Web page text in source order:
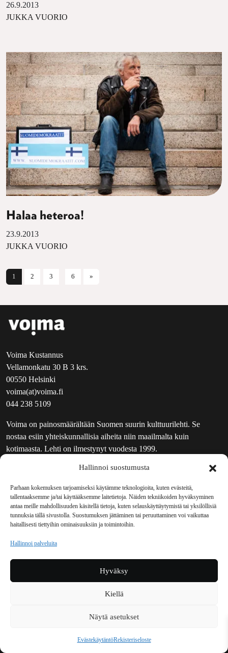
Hallinnoi suostumusta
Parhaan kokemuksen tarjoamiseksi käytämme teknologioita, kuten evästeitä,
tallentaaksemme ja/tai käyttääksemme laitetietoja. Näiden tekniikoiden hyväksyminen
antaa meille mahdollisuuden käsitellä tietoja, kuten selauskäyttäytymistä tai yksilöllisiä
tunnuksia tällä sivustolla. Suostumuksen jättäminen tai peruuttaminen voi vaikuttaa
haitallisesti tiettyihin ominaisuuksiin ja toimintoihin.
Hallinnoi palveluita
Hyväksy
Kiellä
Näytä asetukset
EvästekäytäntöRekisteriseloste
26.9.2013
JUKKA VUORIO
Halaa heteroa!
23.9.2013
JUKKA VUORIO
Artikkelien selaus
1 2 3 6 »
Voima Kustannus
Vellamonkatu 30 B 3 krs.
00550 Helsinki
voima(at)voima.fi
044 238 5109
Voima on painosmäärältään Suomen suurin kulttuurilehti. Se
nostaa esiin yhteiskunnallisia aiheita niin maailmalta kuin
kotimaasta. Lehti on ilmestynyt vuodesta 1999.
UUTISKIRJE
MAINOSTAJILLE
VASTAMAINOKSET
JAKELUPAIKAT
REKISTERISELOSTE
TILAUKSEN PERUUTUSPYYNTÖ
TILAUSOHJEET JA -EHDOT